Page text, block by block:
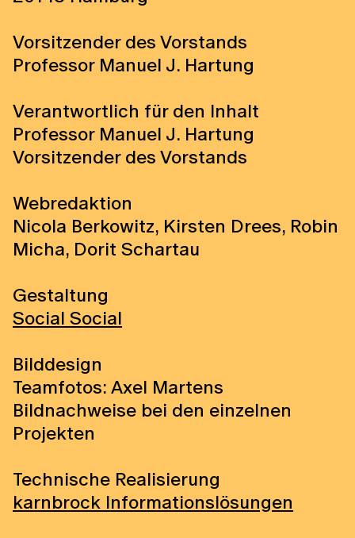
Vorsitzender des Vorstands
Professor Manuel J. Hartung
Verantwortlich für den Inhalt
Professor Manuel J. Hartung
Vorsitzender des Vorstands
Webredaktion
Nicola Berkowitz, Kirsten Drees, Robin
Micha, Dorit Schartau
Gestaltung
Social Social
Bilddesign
Teamfotos: Axel Martens
Bildnachweise bei den einzelnen
Projekten
Technische Realisierung
karnbrock Informationslösungen